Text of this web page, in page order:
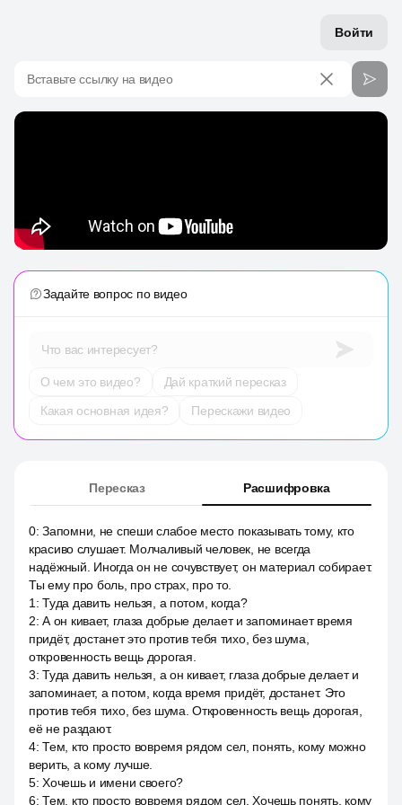
Войти
Вставьте ссылку на видео
Задайте вопрос по видео
Что вас интересует?
О чем это видео?
Дай краткий пересказ
Какая основная идея?
Перескажи видео
Пересказ Расшифровка
0:Запомни, не спеши слабое место показывать тому, кто
красиво слушает. Молчаливый человек, не всегда
надёжный. Иногда он не сочувствует, он материал собирает.
Ты ему про боль, про страх, про то.
1 :Туда давить нельзя, а потом, когда?
2:А он кивает, глаза добрые делает и запоминает время
придёт, достанет это против тебя тихо, без шума,
откровенность вещь дорогая.
3:Туда давить нельзя, а он кивает, глаза добрые делает и
запоминает, а потом, когда время придёт, достанет. Это
против тебя тихо, без шума. Откровенность вещь дорогая,
её не раздают.
4:Тем, кто просто вовремя рядом сел, понять, кому можно
верить, а кому лучше.
5:Хочешь и имени своего?
6:Тем, кто просто вовремя рядом сел. Хочешь понять, кому